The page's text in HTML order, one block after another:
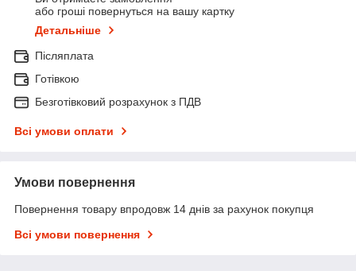
або гроші повернуться на вашу картку
Детальніше
Післяплата
Готівкою
Безготівковий розрахунок з ПДВ
Всі умови оплати
Умови повернення
Повернення товару впродовж 14 днів за рахунок покупця
Всі умови повернення